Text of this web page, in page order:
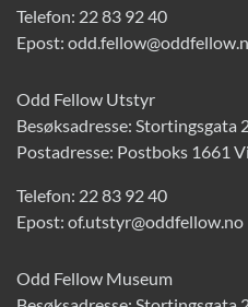
Telefon: 22 83 92 40
Epost:
Odd Fellow Utstyr
Besøksadresse: Stortingsgata
Postadresse: Postboks 1661
Telefon: 22 83 92 40
Epost: of.utstyr@oddfellow.no
Odd Fellow Museum